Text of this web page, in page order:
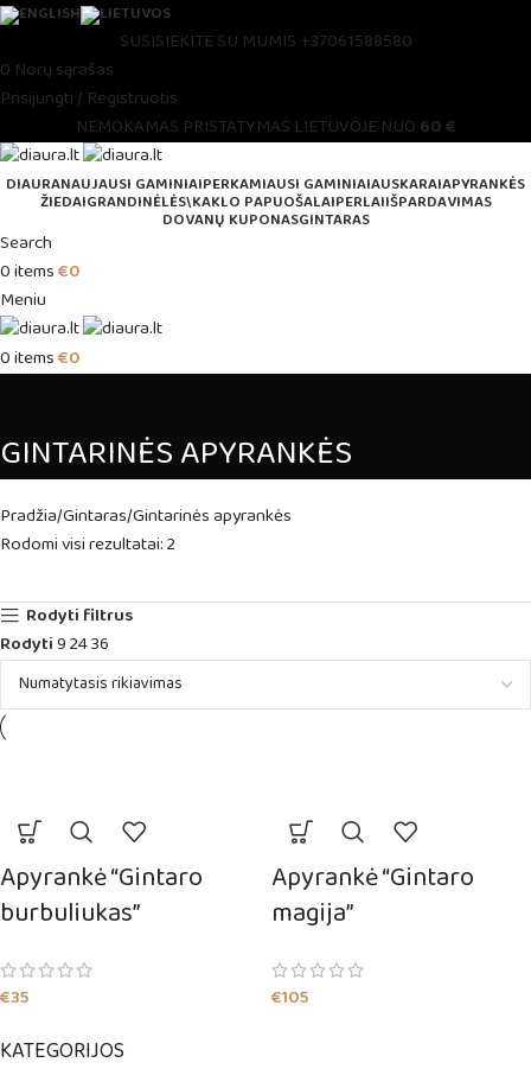
SUSISIEKITE SU MUMIS +37061588580
0 Norų sąrašas
Prisijungti / Registruotis
NEMOKAMAS PRISTATYMAS LIETUVOJE NUO 60 €
DIAURANAUJAUSI GAMINIAIPERKAMIAUSI GAMINIAIAUSKARAIAPYRANKĖS
ŽIEDAIGRANDINĖLĖS\KAKLO PAPUOŠALAIPERLAIIŠPARDAVIMAS
DOVANŲ KUPONASGINTARAS
Search
0items€0
Meniu
0items€0
GINTARINĖS APYRANKĖS
KATEGORIJOS
Pradžia Gintaras Gintarinės apyrankės
Rodomi visi rezultatai: 2
Rodyti filtrus
Rodyti92436
Apyrankė “Gintaro
burbuliukas”
€35
Apyrankė “Gintaro
magija”
€105